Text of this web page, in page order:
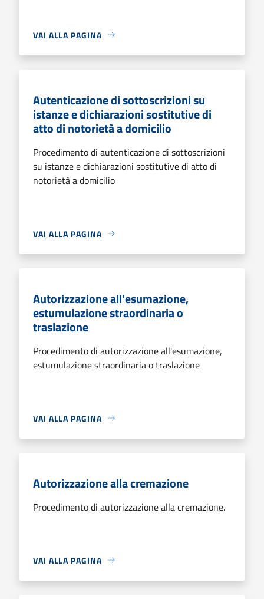
VAI ALLA PAGINA
Autenticazione di sottoscrizioni su
istanze e dichiarazioni sostitutive di
atto di notorietà a domicilio
Procedimento di autenticazione di sottoscrizioni
su istanze e dichiarazioni sostitutive di atto di
notorietà a domicilio
VAI ALLA PAGINA
Autorizzazione all'esumazione,
estumulazione straordinaria o
traslazione
Procedimento di autorizzazione all'esumazione,
estumulazione straordinaria o traslazione
VAI ALLA PAGINA
Autorizzazione alla cremazione
Procedimento di autorizzazione alla cremazione.
VAI ALLA PAGINA